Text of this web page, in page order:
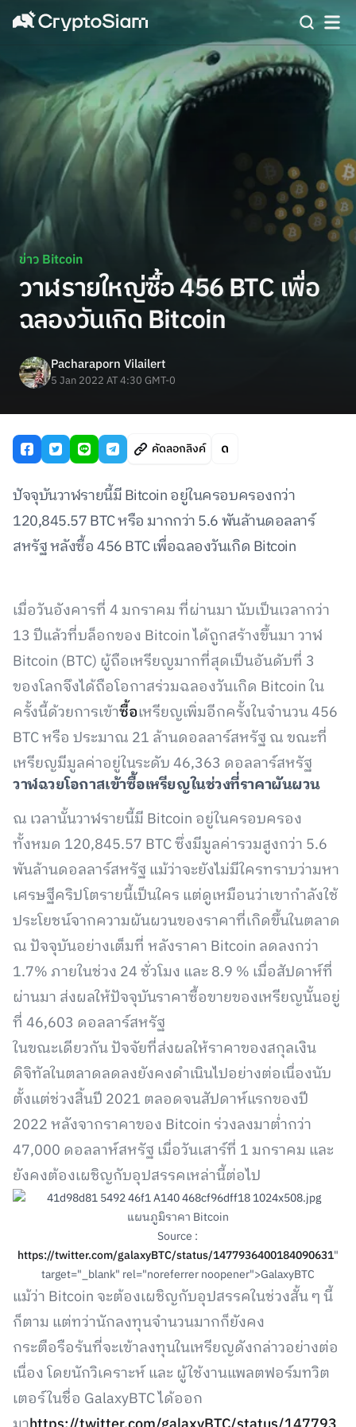
ข่าว Bitcoin
วาฬรายใหญ่ซื้อ 456 BTC เพื่อ
ฉลองวันเกิด Bitcoin
Pacharaporn Vilailert
5 Jan 2022 AT 4:30 GMT-0
คัดลอกลิงค์
ปัจจุบันวาฬรายนี้มี Bitcoin อยู่ในครอบครองกว่า
120,845.57 BTC หรือ มากกว่า 5.6 พันล้านดอลลาร์
สหรัฐ หลังซื้อ 456 BTC เพื่อฉลองวันเกิด Bitcoin
เมื่อวันอังคารที่ 4 มกราคม ที่ผ่านมา นับเป็นเวลากว่า
13 ปีแล้วที่บล็อกของ Bitcoin ได้ถูกสร้างขึ้นมา วาฬ
Bitcoin (BTC) ผู้ถือเหรียญมากที่สุดเป็นอันดับที่ 3
ของโลกจึงได้ถือโอกาสร่วมฉลองวันเกิด Bitcoin ใน
ครั้งนี้ด้วยการเข้าซื้อเหรียญเพิ่มอีกครั้งในจำนวน 456
BTC หรือ ประมาณ 21 ล้านดอลลาร์สหรัฐ ณ ขณะที่
เหรียญมีมูลค่าอยู่ในระดับ 46,363 ดอลลาร์สหรัฐ
วาฬฉวยโอกาสเข้าซื้อเหรียญในช่วงที่ราคาผันผวน
ณ เวลานั้นวาฬรายนี้มี Bitcoin อยู่ในครอบครอง
ทั้งหมด 120,845.57 BTC ซึ่งมีมูลค่ารวมสูงกว่า 5.6
พันล้านดอลลาร์สหรัฐ แม้ว่าจะยังไม่มีใครทราบว่ามหา
เศรษฐีคริปโตรายนี้เป็นใคร แต่ดูเหมือนว่าเขากำลังใช้
ประโยชน์จากความผันผวนของราคาที่เกิดขึ้นในตลาด
ณ ปัจจุบันอย่างเต็มที่ หลังราคา Bitcoin ลดลงกว่า
1.7% ภายในช่วง 24 ชั่วโมง และ 8.9 % เมื่อสัปดาห์ที่
ผ่านมา ส่งผลให้ปัจจุบันราคาซื้อขายของเหรียญนั้นอยู่
ที่ 46,603 ดอลลาร์สหรัฐ
ในขณะเดียวกัน ปัจจัยที่ส่งผลให้ราคาของสกุลเงิน
ดิจิทัลในตลาดลดลงยังคงดำเนินไปอย่างต่อเนื่องนับ
ตั้งแต่ช่วงสิ้นปี 2021 ตลอดจนสัปดาห์แรกของปี
2022 หลังจากราคาของ Bitcoin ร่วงลงมาต่ำกว่า
47,000 ดอลลาห์สหรัฐ เมื่อวันเสาร์ที่ 1 มกราคม และ
ยังคงต้องเผชิญกับอุปสรรคเหล่านี้ต่อไป
แผนภูมิราคา Bitcoin
Source :
https://twitter.com/galaxyBTC/status/1477936400184090631"
target="_blank" rel="noreferrer noopener">GalaxyBTC
แม้ว่า Bitcoin จะต้องเผชิญกับอุปสรรคในช่วงสั้น ๆ นี้
ก็ตาม แต่ทว่านักลงทุนจำนวนมากก็ยังคง
กระตือรือร้นที่จะเข้าลงทุนในเหรียญดังกล่าวอย่างต่อ
เนื่อง โดยนักวิเคราะห์ และ ผู้ใช้งานแพลตฟอร์มทวิต
เตอร์ในชื่อ GalaxyBTC ได้ออก